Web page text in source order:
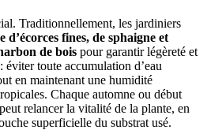
Traditionnellement, les jardiniers
d’écorces fines, de sphaigne et
de bois pour garantir légèreté et
toute accumulation d’eau
en maintenant une humidité
Chaque automne ou début
relancer la vitalité de la plante, en
superficielle du substrat usé.